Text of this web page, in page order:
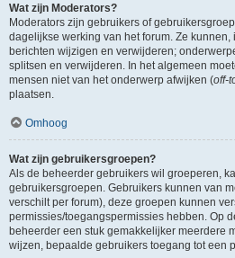
Wat zijn Moderators?
Moderators zijn gebruikers of
dagelijkse werking van het forum. Ze kunnen,
berichten wijzigen en verwijderen;
splitsen en verwijderen. In het algemeen
mensen niet van het onderwerp afwijken (off-
plaatsen.
Omhoog
Wat zijn gebruikersgroepen?
Als de beheerder gebruikers wil groeperen,
gebruikersgroepen. Gebruikers kunnen van
verschilt per forum), deze groepen kunnen
permissies/toegangspermissies hebben. Op
beheerder een stuk gemakkelijker meerdere
wijzen, bepaalde gebruikers toegang tot een